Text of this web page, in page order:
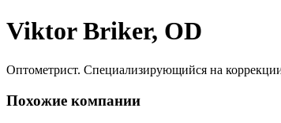
Viktor Briker, OD
Оптометрист. Специализирующийся на
Похожие компании